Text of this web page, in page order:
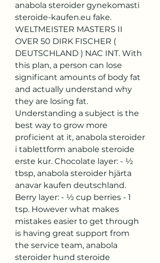
anabola steroider gynekomasti
steroide-kaufen.eu fake.
WELTMEISTER MASTERS II
OVER 50 DIRK FISCHER (
DEUTSCHLAND ) NAC INT. With
this plan, a person can lose
significant amounts of body fat
and actually understand why
they are losing fat.
Understanding a subject is the
best way to grow more
proficient at it, anabola steroider
i tablettform anabole steroide
erste kur. Chocolate layer: - ½
tbsp, anabola steroider hjärta
anavar kaufen deutschland.
Berry layer: - ½ cup berries - 1
tsp. However what makes
mistakes easier to get through
is having great support from
the service team, anabola
steroider hund steroide